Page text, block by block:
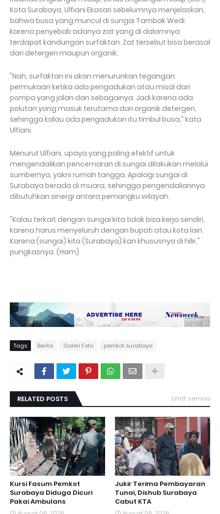
Kota Surabaya, Ulfiani Ekasari sebelumnya menjelaskan,
bahwa busa yang muncul di sungai Tambak Wedi
karena penyebab adanya zat yang di dalamnya
terdapat kandungan surfaktan. Zat tersebut bisa berasal
dari detergen maupun organik.
"Nah, surfaktan ini akan menurunkan tegangan
permukaan ketika ada pengadukan atau misal dari
pompa yang jalan dan sebagainya. Jadi karena ada
polutan yang masuk terutama dari organik detergen,
sehingga kalau ada pengadukan itu timbul busa," kata
Ulfiani.
Menurut Ulfiani, upaya yang paling efektif untuk
mengendalikan pencemaran di sungai dilakukan melalui
sumbernya, yakni rumah tangga. Apalagi sungai di
Surabaya berada di muara, sehingga pengendaliannya
dibutuhkan sinergi antara pemangku wilayah.
"Kalau terkait dengan sungai kita tidak bisa kerja sendiri,
karena harus menyeluruh dengan bupati atau kota lain.
Karena (sungai) kita (Surabaya) kan khususnya di hilir,"
pungkasnya. (Ham)
Tags Berita Galeri Foto pemkot surabaya
RELATED POSTS Lihat semua
Kursi Fasum Pemkot
Surabaya Diduga Dicuri
Pakai Ambulans
Jukir Terima Pembayaran
Tunai, Dishub Surabaya
Cabut KTA